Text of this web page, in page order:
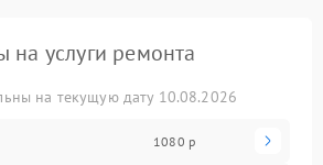
на услуги ремонта
на текущую дату 10.08.2026
1080 р